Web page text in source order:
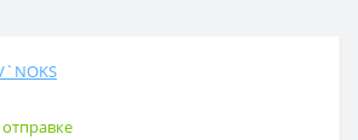
отправке